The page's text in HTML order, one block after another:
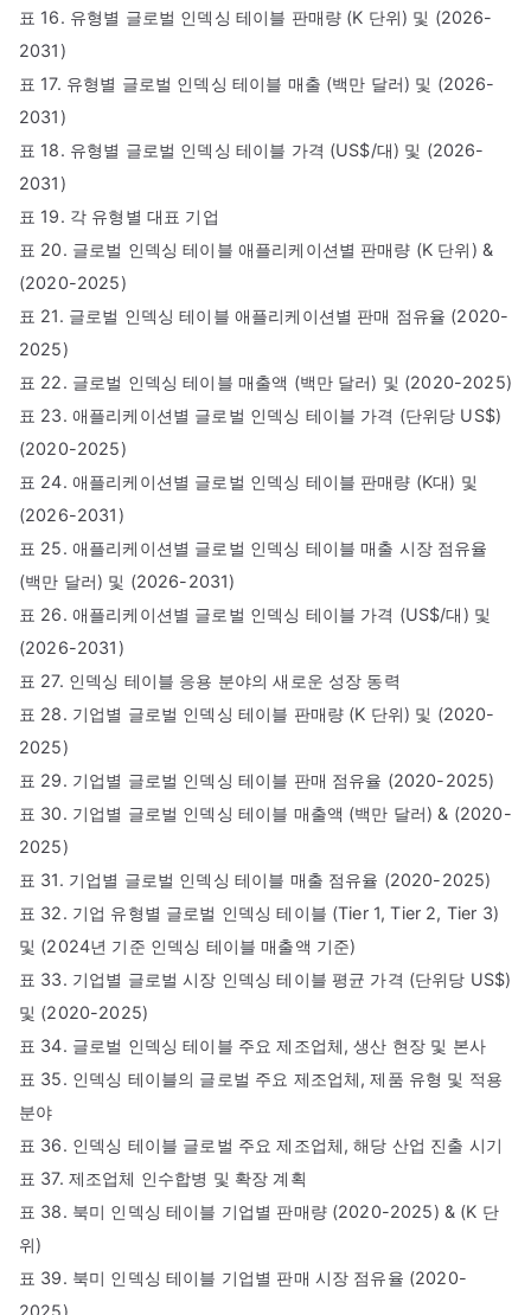
표 16. 유형별 글로벌 인덱싱 테이블 판매량 (K 단위) 및 (2026-
2031)
표 17. 유형별 글로벌 인덱싱 테이블 매출 (백만 달러) 및 (2026-
2031)
표 18. 유형별 글로벌 인덱싱 테이블 가격 (US$/대) 및 (2026-
2031)
표 19. 각 유형별 대표 기업
표 20. 글로벌 인덱싱 테이블 애플리케이션별 판매량 (K 단위) &
(2020-2025)
표 21. 글로벌 인덱싱 테이블 애플리케이션별 판매 점유율 (2020-
2025)
표 22. 글로벌 인덱싱 테이블 매출액 (백만 달러) 및 (2020-2025)
표 23. 애플리케이션별 글로벌 인덱싱 테이블 가격 (단위당 US$)
(2020-2025)
표 24. 애플리케이션별 글로벌 인덱싱 테이블 판매량 (K대) 및
(2026-2031)
표 25. 애플리케이션별 글로벌 인덱싱 테이블 매출 시장 점유율
(백만 달러) 및 (2026-2031)
표 26. 애플리케이션별 글로벌 인덱싱 테이블 가격 (US$/대) 및
(2026-2031)
표 27. 인덱싱 테이블 응용 분야의 새로운 성장 동력
표 28. 기업별 글로벌 인덱싱 테이블 판매량 (K 단위) 및 (2020-
2025)
표 29. 기업별 글로벌 인덱싱 테이블 판매 점유율 (2020-2025)
표 30. 기업별 글로벌 인덱싱 테이블 매출액 (백만 달러) & (2020-
2025)
표 31. 기업별 글로벌 인덱싱 테이블 매출 점유율 (2020-2025)
표 32. 기업 유형별 글로벌 인덱싱 테이블 (Tier 1, Tier 2, Tier 3)
및 (2024년 기준 인덱싱 테이블 매출액 기준)
표 33. 기업별 글로벌 시장 인덱싱 테이블 평균 가격 (단위당 US$)
및 (2020-2025)
표 34. 글로벌 인덱싱 테이블 주요 제조업체, 생산 현장 및 본사
표 35. 인덱싱 테이블의 글로벌 주요 제조업체, 제품 유형 및 적용
분야
표 36. 인덱싱 테이블 글로벌 주요 제조업체, 해당 산업 진출 시기
표 37. 제조업체 인수합병 및 확장 계획
표 38. 북미 인덱싱 테이블 기업별 판매량 (2020-2025) & (K 단
위)
표 39. 북미 인덱싱 테이블 기업별 판매 시장 점유율 (2020-
2025)